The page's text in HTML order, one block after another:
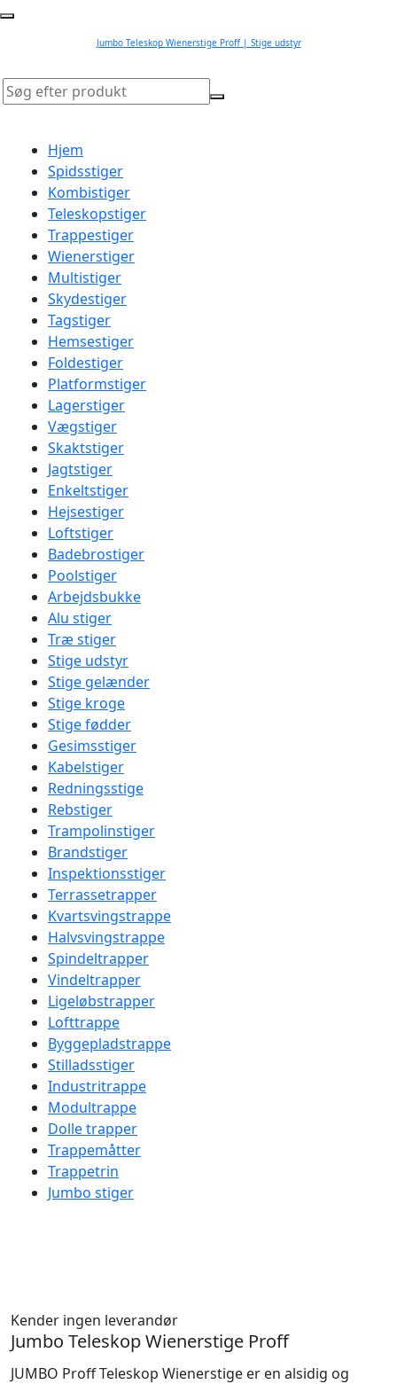
Jumbo Teleskop Wienerstige Proff | Stige udstyr
Hjem
Spidsstiger
Kombistiger
Teleskopstiger
Trappestiger
Wienerstiger
Multistiger
Skydestiger
Tagstiger
Hemsestiger
Foldestiger
Platformstiger
Lagerstiger
Vægstiger
Skaktstiger
Jagtstiger
Enkeltstiger
Hejsestiger
Loftstiger
Badebrostiger
Poolstiger
Arbejdsbukke
Alu stiger
Træ stiger
Stige udstyr
Stige gelænder
Stige kroge
Stige fødder
Gesimsstiger
Kabelstiger
Redningsstige
Rebstiger
Trampolinstiger
Brandstiger
Inspektionsstiger
Terrassetrapper
Kvartsvingstrappe
Halvsvingstrappe
Spindeltrapper
Vindeltrapper
Ligeløbstrapper
Lofttrappe
Byggepladstrappe
Stilladsstiger
Industritrappe
Modultrappe
Dolle trapper
Trappemåtter
Trappetrin
Jumbo stiger
Kender ingen leverandør
Jumbo Teleskop Wienerstige Proff
JUMBO Proff Teleskop Wienerstige er en alsidig og